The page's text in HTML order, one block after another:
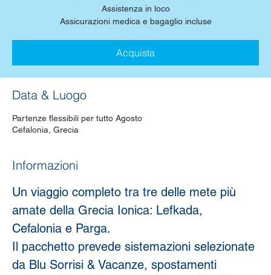
Assistenza in loco
Assicurazioni medica e bagaglio incluse
Acquista
Data & Luogo
Partenze flessibili per tutto Agosto
Cefalonia, Grecia
Informazioni
Un viaggio completo tra tre delle mete più
amate della Grecia Ionica: Lefkada,
Cefalonia e Parga.
Il pacchetto prevede sistemazioni selezionate
da Blu Sorrisi & Vacanze, spostamenti